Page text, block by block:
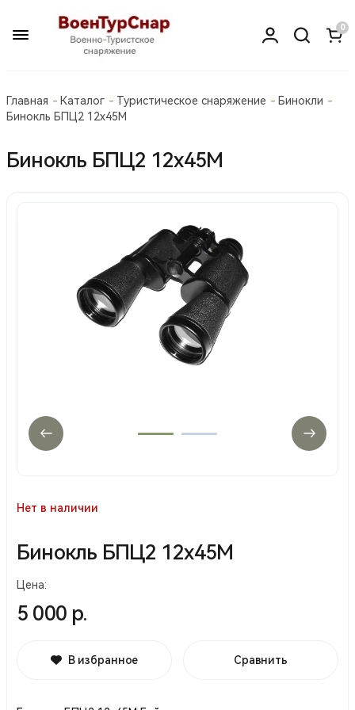
0
Главная Каталог Туристическое снаряжение
Бинокли
Бинокль БПЦ2 12х45М
Бинокль БПЦ2 12х45М
Нет в наличии
Бинокль БПЦ2 12х45М
Цена:
5 000 р.
В избранное Сравнить